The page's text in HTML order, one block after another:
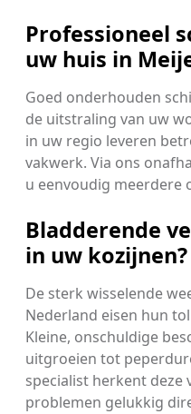
Professioneel
uw huis in
Goed onderhouden
de uitstraling van uw
in uw regio leveren
vakwerk. Via ons
u eenvoudig meerdere
Bladderende
in uw kozijnen?
De sterk wisselende
Nederland eisen hun
Kleine, onschuldige
uitgroeien tot
specialist herkent deze
problemen gelukkig